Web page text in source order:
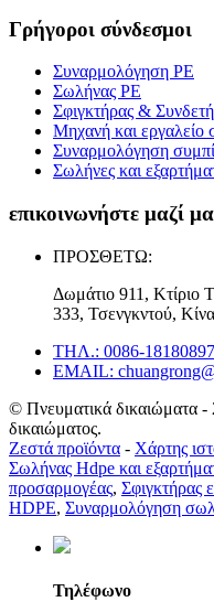
Γρήγοροι σύνδεσμοι
Συναρμολόγηση PE
Σωλήνας PE
Σφιγκτήρας &
Μηχανή και
Συναρμολόγηση
Σωλήνες και
επικοινωνήστε μαζί
ΠΡΟΣΘΕΤΩ:
Δωμάτιο 911,
333, Τσενγκντού,
ΤΗΛ.: 0086-
EMAIL:
© Πνευματικά δικαιώματα
δικαιώματος.
Ζεστά προϊόντα - Χάρτης
Σωλήνας Hdpe και
προσαρμογέας, Σφιγκτήρας
HDPE, Συναρμολόγηση
Τηλέφωνο